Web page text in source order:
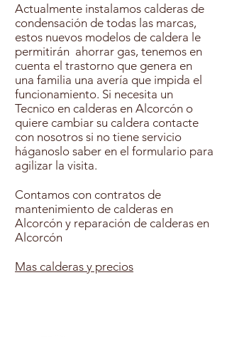
Actualmente instalamos calderas de
condensación de todas las marcas,
estos nuevos modelos de caldera le
permitirán ahorrar gas, tenemos en
cuenta el trastorno que genera en
una familia una avería que impida el
funcionamiento. Si necesita un
Tecnico en calderas en Alcorcón o
quiere cambiar su caldera contacte
con nosotros si no tiene servicio
háganoslo saber en el formulario para
agilizar la visita.
Contamos con contratos de
mantenimiento de calderas en
Alcorcón y reparación de calderas en
Alcorcón
Mas calderas y precios